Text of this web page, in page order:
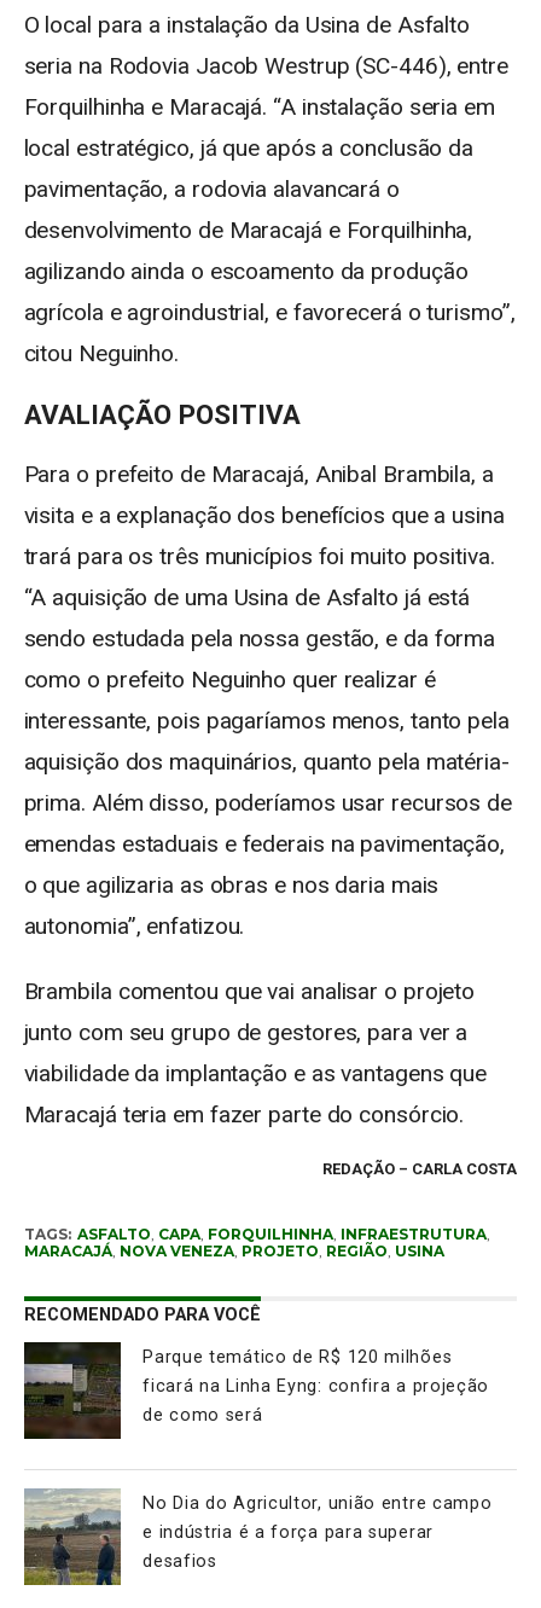
O local para a instalação da Usina de Asfalto
seria na Rodovia Jacob Westrup (SC-446), entre
Forquilhinha e Maracajá. “A instalação seria em
local estratégico, já que após a conclusão da
pavimentação, a rodovia alavancará o
desenvolvimento de Maracajá e Forquilhinha,
agilizando ainda o escoamento da produção
agrícola e agroindustrial, e favorecerá o turismo”,
citou Neguinho.
AVALIAÇÃO POSITIVA
Para o prefeito de Maracajá, Anibal Brambila, a
visita e a explanação dos benefícios que a usina
trará para os três municípios foi muito positiva.
“A aquisição de uma Usina de Asfalto já está
sendo estudada pela nossa gestão, e da forma
como o prefeito Neguinho quer realizar é
interessante, pois pagaríamos menos, tanto pela
aquisição dos maquinários, quanto pela matéria-
prima. Além disso, poderíamos usar recursos de
emendas estaduais e federais na pavimentação,
o que agilizaria as obras e nos daria mais
autonomia”, enfatizou.
Brambila comentou que vai analisar o projeto
junto com seu grupo de gestores, para ver a
viabilidade da implantação e as vantagens que
Maracajá teria em fazer parte do consórcio.
REDAÇÃO – CARLA COSTA
TAGS: ASFALTO, CAPA, FORQUILHINHA, INFRAESTRUTURA,
MARACAJÁ, NOVA VENEZA, PROJETO, REGIÃO, USINA
RECOMENDADO PARA VOCÊ
Parque temático de R$ 120 milhões
ficará na Linha Eyng: confira a projeção
de como será
No Dia do Agricultor, união entre campo
e indústria é a força para superar
desafios